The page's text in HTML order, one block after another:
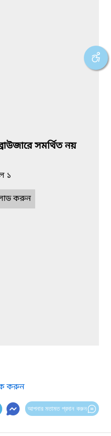
সমর্থিত নয়
১
করুন
করুন
আপনার মতামত প্রদান করুন